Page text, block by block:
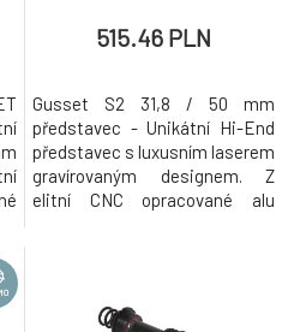
515.46 PLN
Gusset S2 31,8 / 50 mm
představec - Unikátní Hi-End
představec s luxusním laserem
gravírovaným designem. Z
elitní CNC opracované alu
luxusní design s velkoplošně